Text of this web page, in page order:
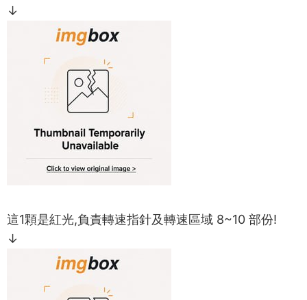
↓
這1顆是紅光,負責轉速指針及轉速區域 8~10 部份!
↓